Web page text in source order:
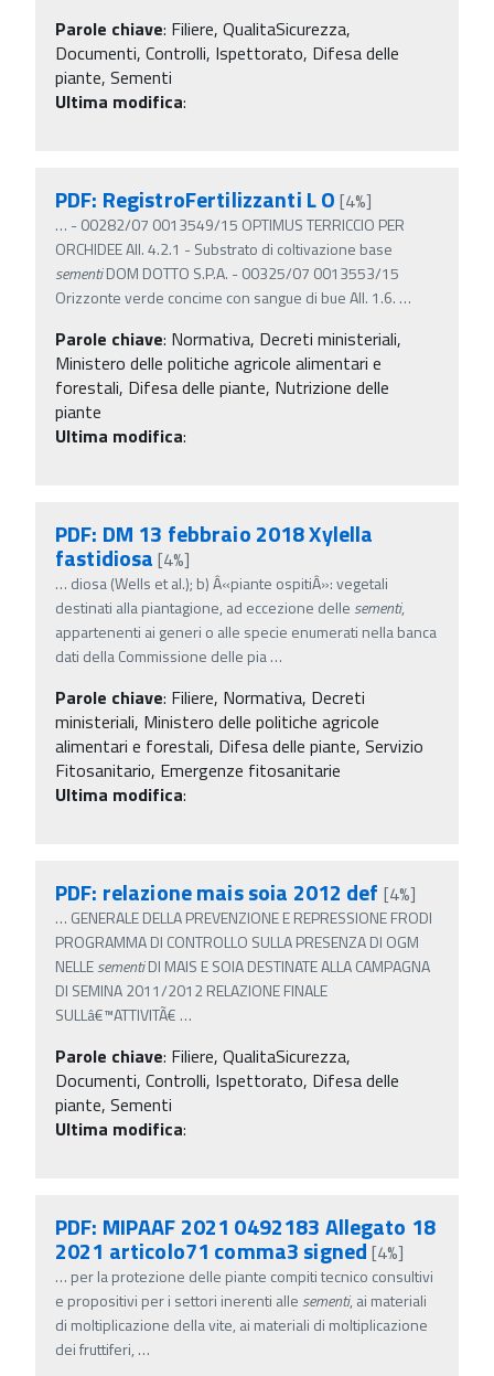
Parole chiave: Filiere, QualitaSicurezza,
Documenti, Controlli, Ispettorato, Difesa delle
piante, Sementi
Ultima modifica:
PDF: RegistroFertilizzanti L O [4%]
… - 00282/07 0013549/15 OPTIMUS TERRICCIO PER
ORCHIDEE All. 4.2.1 - Substrato di coltivazione base
sementiDOM DOTTO S.P.A. - 00325/07 0013553/15
Orizzonte verde concime con sangue di bue All. 1.6. …
Parole chiave: Normativa, Decreti ministeriali,
Ministero delle politiche agricole alimentari e
forestali, Difesa delle piante, Nutrizione delle
piante
Ultima modifica:
PDF: DM 13 febbraio 2018 Xylella
fastidiosa [4%]
… diosa (Wells et al.); b) Â«piante ospitiÂ»: vegetali
destinati alla piantagione, ad eccezione delle sementi,
appartenenti ai generi o alle specie enumerati nella banca
dati della Commissione delle pia…
Parole chiave: Filiere, Normativa, Decreti
ministeriali, Ministero delle politiche agricole
alimentari e forestali, Difesa delle piante, Servizio
Fitosanitario, Emergenze fitosanitarie
Ultima modifica:
PDF: relazione mais soia 2012 def [4%]
… GENERALE DELLA PREVENZIONE E REPRESSIONE FRODI
PROGRAMMA DI CONTROLLO SULLA PRESENZA DI OGM
NELLEsementiDI MAIS E SOIA DESTINATE ALLA CAMPAGNA
DI SEMINA 2011/2012 RELAZIONE FINALE
SULLâ€™ATTIVITÃ€ …
Parole chiave: Filiere, QualitaSicurezza,
Documenti, Controlli, Ispettorato, Difesa delle
piante, Sementi
Ultima modifica:
PDF: MIPAAF 2021 0492183 Allegato 18
2021 articolo71 comma3 signed[4%]
… per la protezione delle piante compiti tecnico consultivi
e propositivi per i settori inerenti alle sementi, ai materiali
di moltiplicazione della vite, ai materiali di moltiplicazione
dei fruttiferi, …